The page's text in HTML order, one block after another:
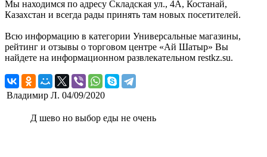
Мы находимся по адресу Складская ул., 4А, Костанай,
Казахстан и всегда рады принять там новых посетителей.
Всю информацию в категории Универсальные магазины,
рейтинг и отзывы о торговом центре «Ай Шатыр» Вы
найдете на информационном развлекательном restkz.su.
Владимир Л. 04/09/2020
Д шево но выбор еды не очень